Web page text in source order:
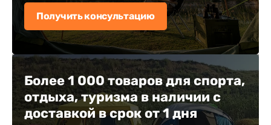
Получить консультацию
Более 1 000 товаров для спорта,
отдыха, туризма в наличии с
доставкой в срок от 1 дня